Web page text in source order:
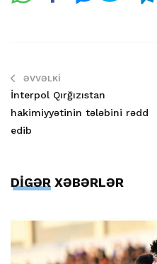
ƏVVƏLKI
İnterpol Qırğızıstan
hakimiyyətinin tələbini rədd
edib
DİGƏR XƏBƏRLƏR